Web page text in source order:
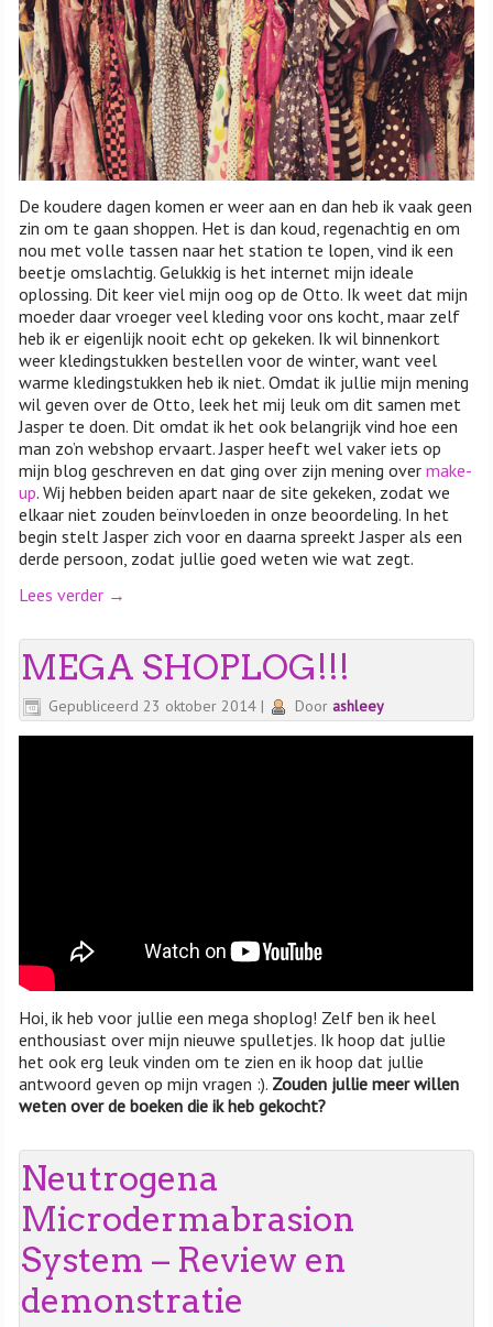
De koudere dagen komen er weer aan en dan heb ik vaak geen
zin om te gaan shoppen. Het is dan koud, regenachtig en om
nou met volle tassen naar het station te lopen, vind ik een
beetje omslachtig. Gelukkig is het internet mijn ideale
oplossing. Dit keer viel mijn oog op de Otto. Ik weet dat mijn
moeder daar vroeger veel kleding voor ons kocht, maar zelf
heb ik er eigenlijk nooit echt op gekeken. Ik wil binnenkort
weer kledingstukken bestellen voor de winter, want veel
warme kledingstukken heb ik niet. Omdat ik jullie mijn mening
wil geven over de Otto, leek het mij leuk om dit samen met
Jasper te doen. Dit omdat ik het ook belangrijk vind hoe een
man zo’n webshop ervaart. Jasper heeft wel vaker iets op
mijn blog geschreven en dat ging over zijn mening overmake-
up. Wij hebben beiden apart naar de site gekeken, zodat we
elkaar niet zouden beïnvloeden in onze beoordeling. In het
begin stelt Jasper zich voor en daarna spreekt Jasper als een
derde persoon, zodat jullie goed weten wie wat zegt.
Lees verder →
MEGA SHOPLOG!!!
Gepubliceerd 23 oktober 2014 | Door ashleey
Hoi, ik heb voor jullie een mega shoplog! Zelf ben ik heel
enthousiast over mijn nieuwe spulletjes. Ik hoop dat jullie
het ook erg leuk vinden om te zien en ik hoop dat jullie
antwoord geven op mijn vragen :). Zouden jullie meer willen
weten over de boeken die ik heb gekocht?
Neutrogena
Microdermabrasion
System – Review en
demonstratie